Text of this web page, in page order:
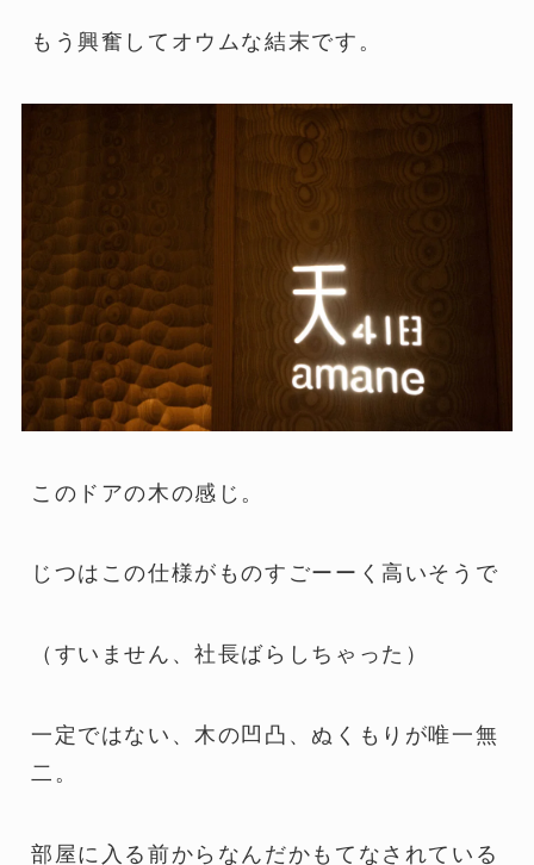
もう興奮してオウムな結末です。
このドアの木の感じ。
じつはこの仕様がものすごーーく高いそうで
（すいません、社長ばらしちゃった）
一定ではない、木の凹凸、ぬくもりが唯一無
二。
部屋に入る前からなんだかもてなされている